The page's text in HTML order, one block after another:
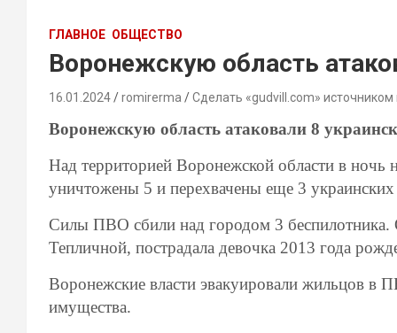
ГЛАВНОЕ ОБЩЕСТВО
Воронежскую область
16.01.2024 romirerma Сделать «gudvill.com» источником
Воронежскую область атаковали 8
Над территорией Воронежской области в
уничтожены 5 и перехвачены еще 3
Силы ПВО сбили над городом 3
Тепличной, пострадала девочка 2013 года
Воронежские власти эвакуировали жильцов в
имущества.